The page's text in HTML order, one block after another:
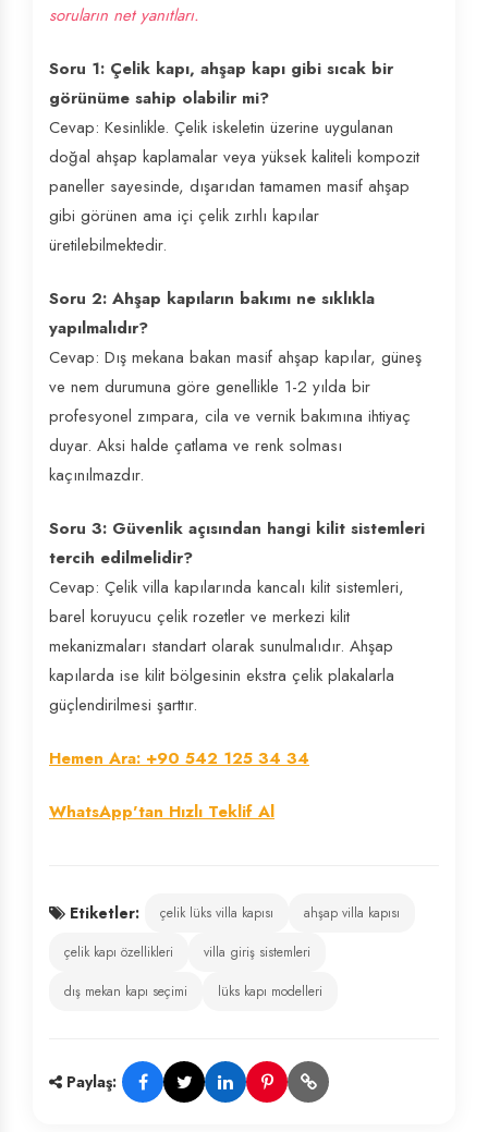
soruların net yanıtları.
Soru 1: Çelik kapı, ahşap kapı gibi sıcak bir
görünüme sahip olabilir mi?
Cevap: Kesinlikle. Çelik iskeletin üzerine uygulanan
doğal ahşap kaplamalar veya yüksek kaliteli kompozit
paneller sayesinde, dışarıdan tamamen masif ahşap
gibi görünen ama içi çelik zırhlı kapılar
üretilebilmektedir.
Soru 2: Ahşap kapıların bakımı ne sıklıkla
yapılmalıdır?
Cevap: Dış mekana bakan masif ahşap kapılar, güneş
ve nem durumuna göre genellikle 1-2 yılda bir
profesyonel zımpara, cila ve vernik bakımına ihtiyaç
duyar. Aksi halde çatlama ve renk solması
kaçınılmazdır.
Soru 3: Güvenlik açısından hangi kilit sistemleri
tercih edilmelidir?
Cevap: Çelik villa kapılarında kancalı kilit sistemleri,
barel koruyucu çelik rozetler ve merkezi kilit
mekanizmaları standart olarak sunulmalıdır. Ahşap
kapılarda ise kilit bölgesinin ekstra çelik plakalarla
güçlendirilmesi şarttır.
Hemen Ara: +90 542 125 34 34
WhatsApp'tan Hızlı Teklif Al
Etiketler: çelik lüks villa kapısı
ahşap villa kapısı
çelik kapı özellikleri
villa giriş sistemleri
dış mekan kapı seçimi
lüks kapı modelleri
Paylaş: